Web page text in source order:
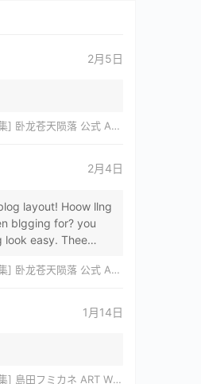
2月5日
苍天陨落 公式 ARTWORKS[DL]
2月4日
layout! Hoow llng
blgging for? you
look easy. Thee
苍天陨落 公式 ARTWORKS[DL]
1月14日
ネ ART WORKS EXTRA Luminous Witches[DL]